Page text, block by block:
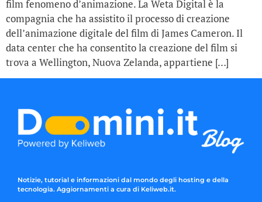
film fenomeno d’animazione. La Weta Digital è la
compagnia che ha assistito il processo di creazione
dell’animazione digitale del film di James Cameron. Il
data center che ha consentito la creazione del film si
trova a Wellington, Nuova Zelanda, appartiene […]
Notizie, tutorial e informazioni dal mondo degli hosting e della
tecnologia. Aggiornamenti a cura di Keliweb.it.